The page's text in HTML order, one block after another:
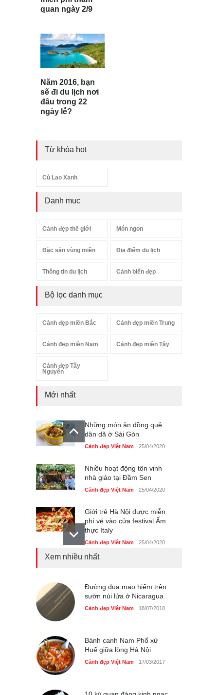
quan ngày 2/9
Năm 2016, bạn
sẽ đi du lịch nơi
đâu trong 22
ngày lễ?
Từ khóa hot
Cù Lao Xanh
Danh mục
Cảnh đẹp thế giới Món ngon
Đặc sản vùng miền Địa điểm du lịch
Thông tin du lịch Cảnh biển đẹp
Bộ lọc danh mục
Cảnh đẹp miền Bắc Cảnh đẹp miền Trung
Cảnh đẹp miền Nam Cảnh đẹp miền Tây
Cảnh đẹp Tây
Nguyên
Mới nhất
Những món ăn đồng quê
dân dã ở Sài Gòn
Cảnh đẹp Việt Nam 25/04/2020
Nhiều hoạt động tôn vinh
nhà giáo tại Đầm Sen
Cảnh đẹp Việt Nam 25/04/2020
Giới trẻ Hà Nội được miễn
phí vé vào cửa festival Ẩm
thực Italy
Cảnh đẹp Việt Nam 25/04/2020
Cảnh đẹp Việt Nam 25/04/2020
Bán đảo Sơn Trà sẽ là khu
Xem nhiều nhất
Đường đua mạo hiểm trên
sườn núi lửa ở Nicaragua
Cảnh đẹp Việt Nam 18/07/2018
Bánh canh Nam Phổ xứ
Huế giữa lòng Hà Nội
Cảnh đẹp Việt Nam 17/03/2017